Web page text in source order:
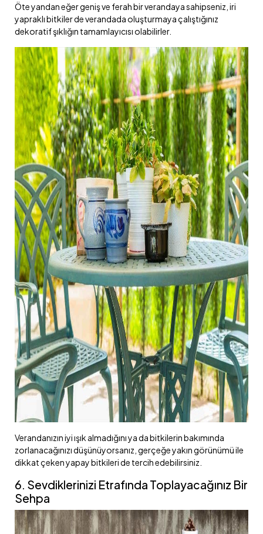
Öte yandan eğer geniş ve ferah bir verandaya sahipseniz, iri
yapraklı bitkiler de verandada oluşturmaya çalıştığınız
dekoratif şıklığın tamamlayıcısı olabilirler.
Verandanızın iyi ışık almadığını ya da bitkilerin bakımında
zorlanacağınızı düşünüyorsanız, gerçeğe yakın görünümü ile
dikkat çeken yapay bitkileri de tercih edebilirsiniz.
6. Sevdiklerinizi Etrafında Toplayacağınız Bir
Sehpa